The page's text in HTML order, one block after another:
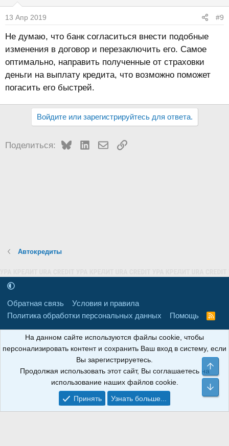
13 Апр 2019 #9
Не думаю, что банк согласиться внести подобные
изменения в договор и перезаключить его. Самое
оптимально, направить полученные от страховки
деньги на выплату кредита, что возможно поможет
погасить его быстрей.
Войдите или зарегистрируйтесь для ответа.
Поделиться: BlueskyLinkedInЭлектронная почта
Ссылка
Автокредиты
Обратная связь
Условия и правила
Политика обработки персональных данных
Помощь
R
Свидетельство о регистрации товарного знака № 665857 от
06.08.2018 г. Сайт не является СМИ. Сделано вРунетЛаб – Сайты и
АНОИНФО; ОГРН: 1247700801700; ИНН/КПП:
9709119500/320001001; Юридический адрес: 241030, Брянская
область, г. Брянск, ул. Мира, д. 96, ком. 124
На данном сайте используются файлы cookie, чтобы
персонализировать контент и сохранить Ваш вход в систему, если
Вы зарегистрируетесь.
Продолжая использовать этот сайт, Вы соглашаетесь на
использование наших файлов cookie.
Принять
Узнать больше...